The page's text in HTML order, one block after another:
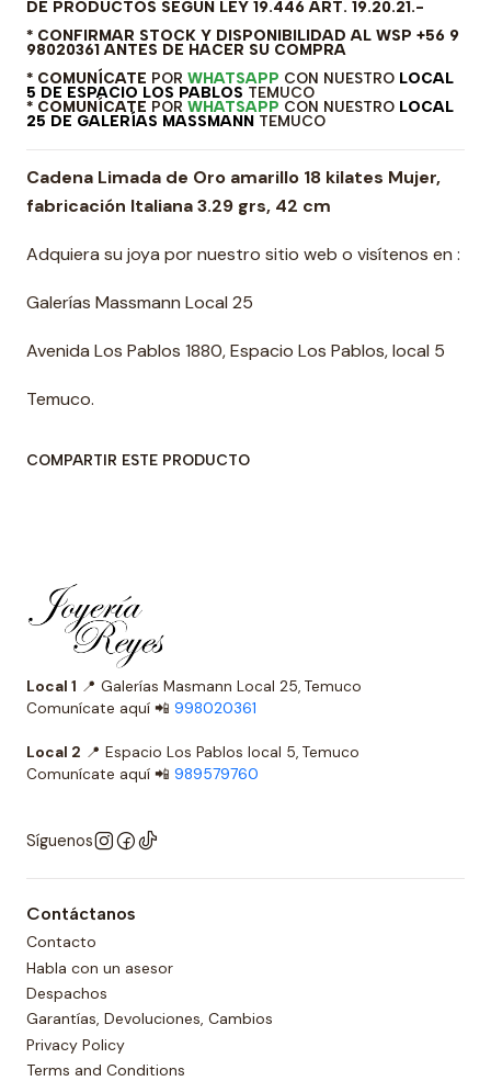
DE PRODUCTOS SEGUN LEY 19.446 ART. 19.20.21.-
* CONFIRMAR STOCK Y DISPONIBILIDAD AL WSP +56 9
98020361 ANTES DE HACER SU COMPRA
* COMUNÍCATE POR WHATSAPP CON NUESTRO LOCAL
5 DE ESPACIO LOS PABLOS TEMUCO
* COMUNÍCATE POR WHATSAPP CON NUESTRO LOCAL
25 DE GALERÍAS MASSMANN TEMUCO
Cadena Limada de Oro amarillo 18 kilates Mujer,
fabricación Italiana 3.29 grs, 42 cm
Adquiera su joya por nuestro sitio web o visítenos en :
Galerías Massmann Local 25
Avenida Los Pablos 1880, Espacio Los Pablos, local 5
Temuco.
COMPARTIR ESTE PRODUCTO
Local 1 📍 Galerías Masmann Local 25, Temuco
Comunícate aquí 📲 998020361
Local 2 📍 Espacio Los Pablos local 5, Temuco
Comunícate aquí 📲 989579760
Síguenos
Contáctanos
Contacto
Habla con un asesor
Despachos
Garantías, Devoluciones, Cambios
Privacy Policy
Terms and Conditions